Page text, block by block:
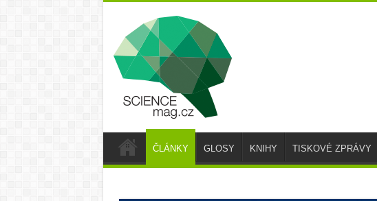
ČLÁNKY GLOSY KNIHY TISKOVÉ ZPRÁVY